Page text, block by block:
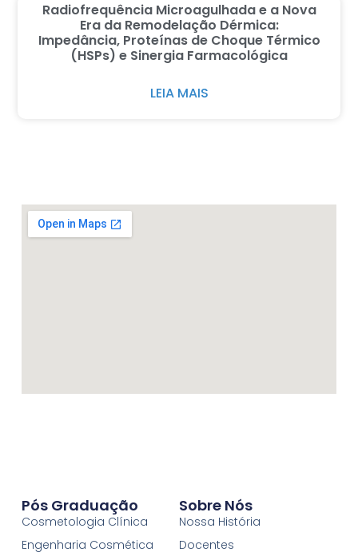
Radiofrequência Microagulhada e a Nova
Era da Remodelação Dérmica:
Impedância, Proteínas de Choque Térmico
(HSPs) e Sinergia Farmacológica
LEIA MAIS
Pós Graduação
Cosmetologia Clínica
Engenharia Cosmética
Sobre Nós
Nossa História
Docentes